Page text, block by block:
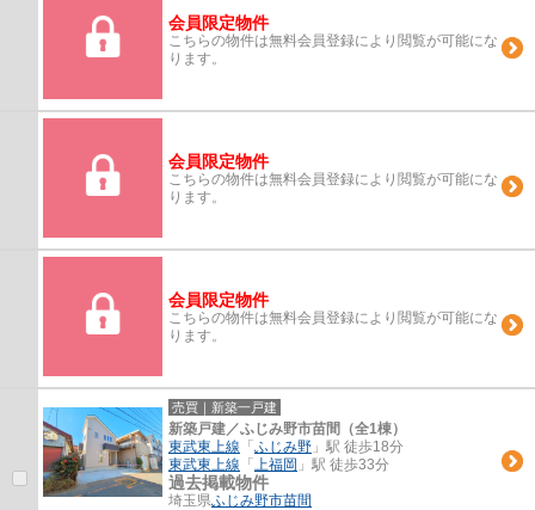
会員限定物件
こちらの物件は無料会員登録により閲覧が可能にな
ります。
会員限定物件
こちらの物件は無料会員登録により閲覧が可能にな
ります。
会員限定物件
こちらの物件は無料会員登録により閲覧が可能にな
ります。
売買｜新築一戸建
新築戸建／ふじみ野市苗間（全1棟）
東武東上線 「 ふじみ野 」駅 徒歩18分
東武東上線 「 上福岡 」駅 徒歩33分
過去掲載物件
埼玉県ふじみ野市苗間